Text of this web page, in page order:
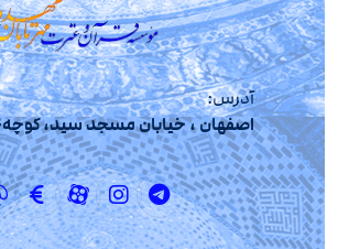
آدرس:
اصفهان ، خیابان مسجد سید، کوچه44 (شهید عقیلی)